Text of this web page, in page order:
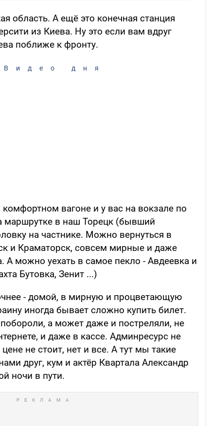
область. А ещё это конечная станция
из Киева. Ну это если вам вдруг
поближе к фронту.
Видео дня
комфортном вагоне и у вас на вокзале по
маршрутке в наш Торецк (бывший
на частнике. Можно вернуться в
и Краматорск, совсем мирные и даже
А можно уехать в самое пекло - Авдеевка и
Бутовка, Зенит ...)
- домой, в мирную и процветающую
иногда бывает сложно купить билет.
а может даже и постреляли, не
и даже в кассе. Админресурс не
не стоит, нет и все. А тут мы такие
друг, кум и актёр Квартала Александр
ночи в пути.